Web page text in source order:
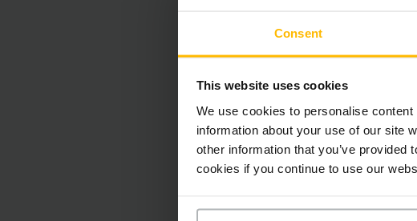
Consent
This website uses cookies
We use cookies to personalise
information about your use of our site
other information that you’ve
cookies if you continue to use our
Sajnos sütibeállításai